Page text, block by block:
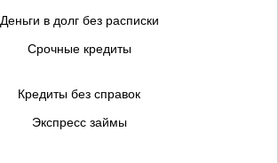
Деньги в долг без расписки
Срочные кредиты
Кредиты без справок
Экспресс займы